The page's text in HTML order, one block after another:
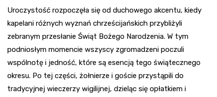
Uroczystość rozpoczęła się od duchowego akcentu, kiedy
kapelani różnych wyznań chrześcijańskich przybliżyli
zebranym przesłanie Świąt Bożego Narodzenia. W tym
podniosłym momencie wszyscy zgromadzeni poczuli
wspólnotę i jedność, które są esencją tego świątecznego
okresu. Po tej części, żołnierze i goście przystąpili do
tradycyjnej wieczerzy wigilijnej, dzieląc się opłatkiem i